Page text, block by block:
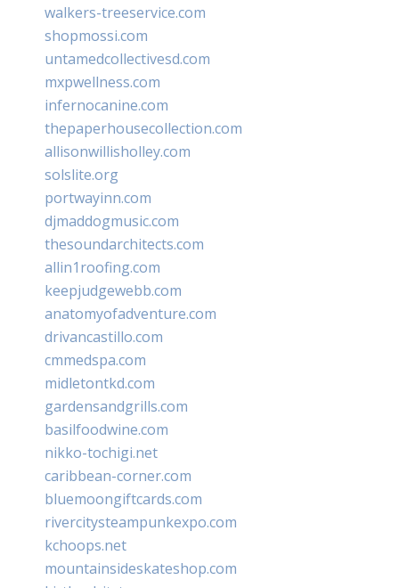
walkers-treeservice.com
shopmossi.com
untamedcollectivesd.com
mxpwellness.com
infernocanine.com
thepaperhousecollection.com
allisonwillisholley.com
solslite.org
portwayinn.com
djmaddogmusic.com
thesoundarchitects.com
allin1roofing.com
keepjudgewebb.com
anatomyofadventure.com
drivancastillo.com
cmmedspa.com
midletontkd.com
gardensandgrills.com
basilfoodwine.com
nikko-tochigi.net
caribbean-corner.com
bluemoongiftcards.com
rivercitysteampunkexpo.com
kchoops.net
mountainsideskateshop.com